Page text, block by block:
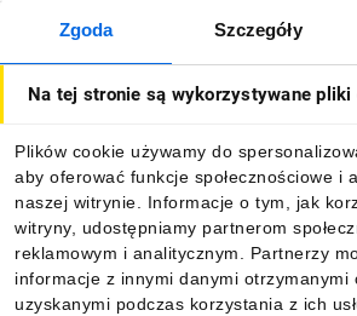
Zgoda Szczegóły
Na tej stronie są wykorzystywane pliki
Plików cookie używamy do
aby oferować funkcje społecznościowe i
naszej witrynie. Informacje o tym, jak
witryny, udostępniamy partnerom
reklamowym i analitycznym. Partnerzy
informacje z innymi danymi otrzymanymi
uzyskanymi podczas korzystania z ich
O firmie
Informacje
Pobierz naszą aplikację